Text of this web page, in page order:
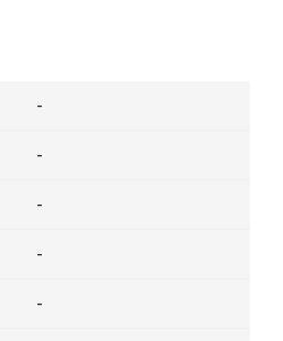
-
-
-
-
-